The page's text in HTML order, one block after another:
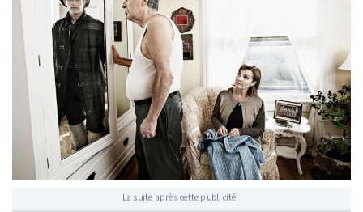
La suite après cette publicité